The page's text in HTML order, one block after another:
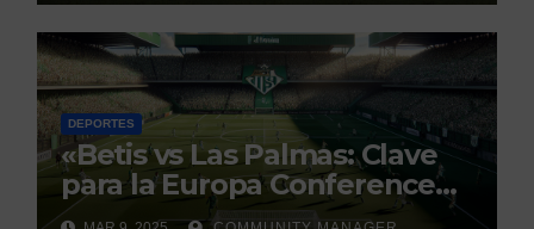
DEPORTES
«Betis vs Las Palmas: Clave
para la Europa Conference
League»